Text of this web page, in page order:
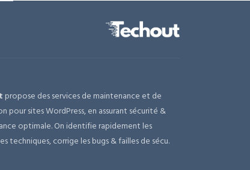
propose des services de maintenance et de
pour sites WordPress, en assurant sécurité &
optimale. On identifie rapidement les
techniques, corrige les bugs & failles de sécu.